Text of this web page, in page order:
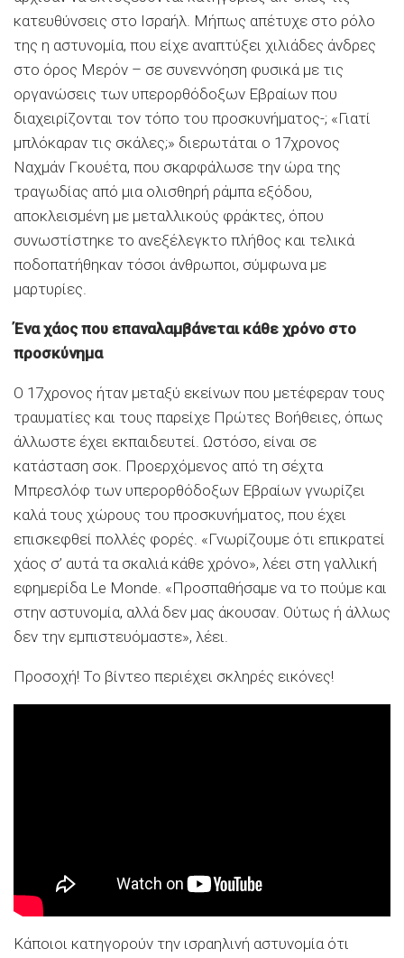
κατευθύνσεις στο Ισραήλ. Μήπως απέτυχε στο ρόλο
της η αστυνομία, που είχε αναπτύξει χιλιάδες άνδρες
στο όρος Μερόν – σε συνεννόηση φυσικά με τις
οργανώσεις των υπερορθόδοξων Εβραίων που
διαχειρίζονται τον τόπο του προσκυνήματος-; «Γιατί
μπλόκαραν τις σκάλες;» διερωτάται ο 17χρονος
Ναχμάν Γκουέτα, που σκαρφάλωσε την ώρα της
τραγωδίας από μια ολισθηρή ράμπα εξόδου,
αποκλεισμένη με μεταλλικούς φράκτες, όπου
συνωστίστηκε το ανεξέλεγκτο πλήθος και τελικά
ποδοπατήθηκαν τόσοι άνθρωποι, σύμφωνα με
μαρτυρίες.
Ένα χάος που επαναλαμβάνεται κάθε χρόνο στο
προσκύνημα
Ο 17χρονος ήταν μεταξύ εκείνων που μετέφεραν τους
τραυματίες και τους παρείχε Πρώτες Βοήθειες, όπως
άλλωστε έχει εκπαιδευτεί. Ωστόσο, είναι σε
κατάσταση σοκ. Προερχόμενος από τη σέχτα
Μπρεσλόφ των υπερορθόδοξων Εβραίων γνωρίζει
καλά τους χώρους του προσκυνήματος, που έχει
επισκεφθεί πολλές φορές. «Γνωρίζουμε ότι επικρατεί
χάος σ’ αυτά τα σκαλιά κάθε χρόνο», λέει στη γαλλική
εφημερίδα Le Monde. «Προσπαθήσαμε να το πούμε και
στην αστυνομία, αλλά δεν μας άκουσαν. Ούτως ή άλλως
δεν την εμπιστευόμαστε», λέει.
Προσοχή! Το βίντεο περιέχει σκληρές εικόνες!
Κάποιοι κατηγορούν την ισραηλινή αστυνομία ότι